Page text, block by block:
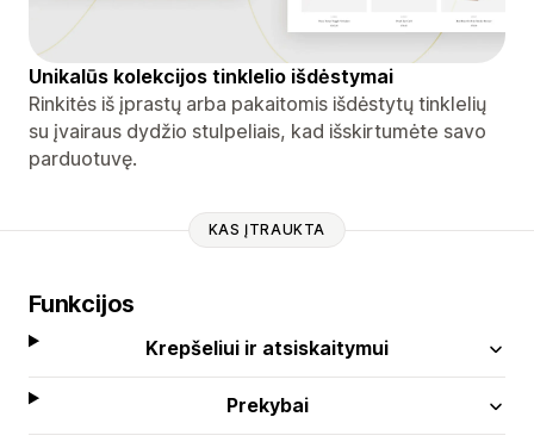
Unikalūs kolekcijos tinklelio išdėstymai
Rinkitės iš įprastų arba pakaitomis išdėstytų tinklelių
su įvairaus dydžio stulpeliais, kad išskirtumėte savo
parduotuvę.
KAS ĮTRAUKTA
Funkcijos
Krepšeliui ir atsiskaitymui
Prekybai